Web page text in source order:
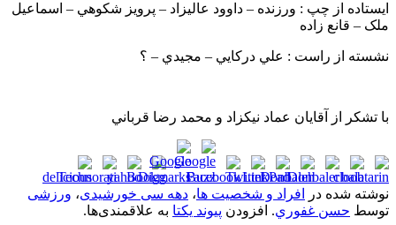
ايستاده از چپ : ورزنده – داوود عاليزاد – پرويز شکوهي – اسماعيل
ملک – قانع زاده
نشسته از راست : علي درکايي – مجيدي – ؟
با تشکر از آقايان عماد نيکزاد و محمد رضا قرباني
نوشته شده در افراد و شخصیت ها، دهه سی خورشیدی، ورزشی
توسط حسن غفوري. افزودن پیوند یکتا به علاقمندی‌ها.